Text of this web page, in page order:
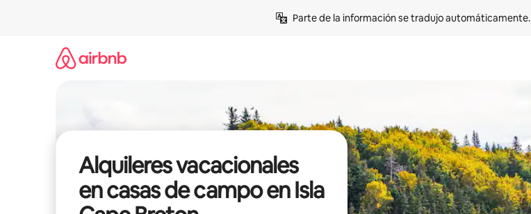
Parte de la información se tradujo automáticamente.
Alquileres vacacionales
en casas de campo en Isla